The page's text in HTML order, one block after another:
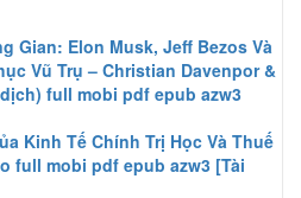
Gian: Elon Musk, Jeff Bezos Và
Vũ Trụ – Christian Davenpor &
full mobi pdf epub azw3
Kinh Tế Chính Trị Học Và Thuế
full mobi pdf epub azw3 [Tài